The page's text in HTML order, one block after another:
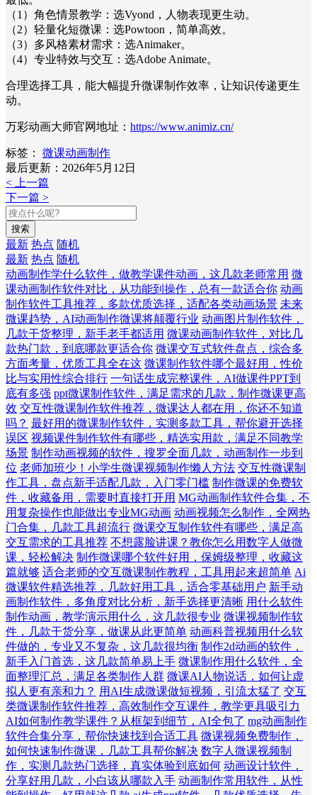
（1）角色情景教学：选Vyond，人物表现更生动。
（2）轻量化短微课：选Powtoon，简单高效。
（3）多风格素材需求：选Animaker。
（4）专业特效与交互：选Adobe Animate。
合理选择工具，能大幅提升微课制作效率，让知识传递更生
动。
万彩动画大师官网地址： https://www.animiz.cn/
标签：
微课动画制作
最后更新：2026年5月12日
< 上一篇
下一篇 >
搜索
最新 热点 随机
最新 热点 随机
动画制作学什么软件，做教学课件动画，这几款老师常用 微
课动画制作软件对比，从功能到操作，总有一款适合你 动画
制作软件工具推荐，多款优质选择，适配各类动画场景 未来
微课趋势，AI动画制作微课将颠覆行业 动画图片制作软件，
几款干货整理，新手老手都适用 微课动画制作软件，对比几
款热门款，到底哪款更适合你 微课交互式软件盘点，综合多
方面考量，优质工具全在这 微课制作软件哪个最好用，性价
比与实用性综合排行 一句话生成完整课件，AI做课件PPT到
底有多强 ppt微课制作软件，满足需求的几款，制作微课更高
效 交互性微课制作软件推荐，微课达人都在用，你还不知道
吗？ 最好用的微课制作软件，实测多款工具，帮你避开选择
误区 视频课件制作软件有哪些，精选实用款，满足不同教学
场景 制作动画视频的软件，搜罗全面几款，动画制作一步到
位 老师加班少！小学生微课视频制作懒人方法 交互性微课制
作工具，盘点新手适配几款，入门零门槛 制作微课的免费软
件，收藏备用，需要时直接打开用 MG动画制作软件合集，不
用复杂操作也能做出专业MG动画 动画视频怎么制作，全网热
门合集，几款工具超流行 微课交互制作软件有哪些，满足高
交互需求的工具推荐 不想露脸讲课？教你怎么用数字人做微
课，轻松解决 制作微课哪个软件好用，保姆级整理，收藏这
篇就够 适合老师的交互微课制作教程，工具用起来超简单 Ai
微课软件精选推荐，几款好用工具，适合零基础用户 新手动
画制作软件，多角度对比分析，新手选择更清晰 用什么软件
制作动画，教学演示用什么，这几款很专业 微课视频制作软
件，几款干货分享，做课从此更简单 动画科普视频用什么软
件做的，专业又不复杂，这几款很均衡 制作2d动画的软件，
新手入门首选，这几款简单易上手 微课制作用什么软件，全
面整理汇总，满足各类制作人群 微课AI人物说话，如何让虚
拟人更有亲和力？ 用AI生成微课做短视频，引流太猛了 交互
类微课制作软件推荐，高效制作交互课件，教学更具吸引力
AI如何制作教学课件？从框架到细节，AI全包了 mg动画制作
软件合集分享，帮你快速找到合适工具 微课视频免费制作，
如何快速制作微课，几款工具帮你解决 数字人微课视频制
作，实测几款热门选择，真实体验到底如何 动画设计软件，
分享好用几款，小白该从哪款入手 动画制作常用软件，从性